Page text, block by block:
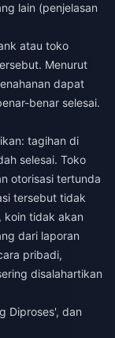
lain (penjelasan
atau toko
Menurut
dapat
benar selesai.
tagihan di
selesai. Toko
otorisasi tertunda
tersebut tidak
koin tidak akan
dari laporan
pribadi,
disalahartikan
Diproses', dan